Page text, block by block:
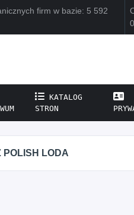
firm w bazie: 5 592
KATALOG
STRON
LODA